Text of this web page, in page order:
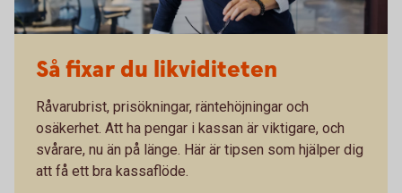
Så fixar du likviditeten
Råvarubrist, prisökningar, räntehöjningar och
osäkerhet. Att ha pengar i kassan är viktigare, och
svårare, nu än på länge. Här är tipsen som hjälper dig
att få ett bra kassaflöde.